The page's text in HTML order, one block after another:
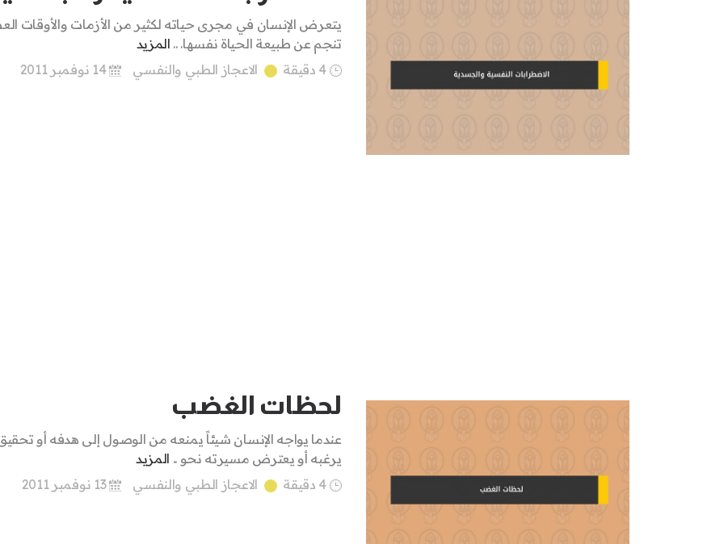
يتعرض الإنسان في مجرى حياته لكثير من الأزمات والأوقات
تنجم عن طبيعة الحياة نفسها. .. المزيد
4 دقيقة
الاعجاز الطبي والنفسي 14 نوفمبر 2011
لحظات الغضب
عندما يواجه الإنسان شيئاً يمنعه من الوصول إلى هدفه أو
يرغبه أو يعترض مسيرته نحو .. المزيد
4 دقيقة
الاعجاز الطبي والنفسي 13 نوفمبر 2011